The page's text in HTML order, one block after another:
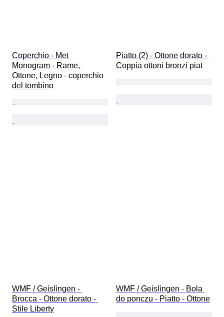
Coperchio - Met
Monogram - Rame,
Ottone, Legno - coperchio
del tombino
Piatto (2) - Ottone dorato -
Coppia ottoni bronzi piat
WMF / Geislingen -
Brocca - Ottone dorato -
Stile Liberty
WMF / Geislingen - Bola
do ponczu - Piatto - Ottone